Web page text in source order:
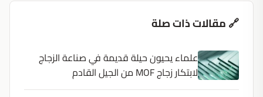
🔗 مقالات ذات صلة
علماء يحيون حيلة قديمة في صناعة الزجاج
لابتكار زجاج MOF من الجيل القادم